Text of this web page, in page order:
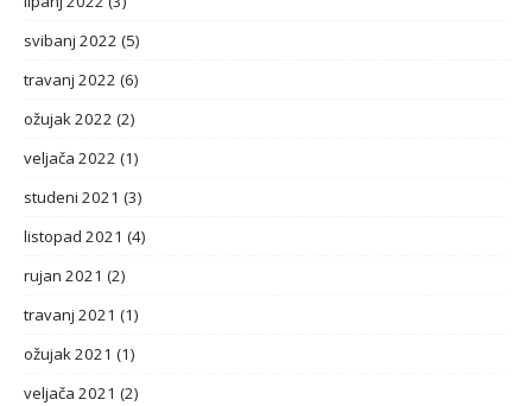
svibanj 2022 (5)
travanj 2022 (6)
ožujak 2022 (2)
veljača 2022 (1)
studeni 2021 (3)
listopad 2021 (4)
rujan 2021 (2)
travanj 2021 (1)
ožujak 2021 (1)
veljača 2021 (2)